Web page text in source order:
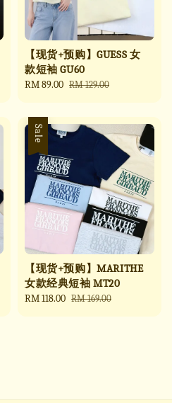
【现货+预购】GUESS 女
款短袖 GU60
Sale
RM 89.00 Regular
RM 129.00
Sale
【现货+预购】MARITHE
女款经典短袖 MT20
Sale
RM 118.00 Regular
RM 169.00